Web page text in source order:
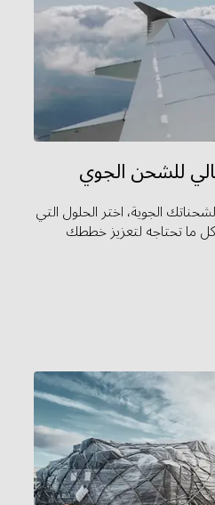
للشحن الجوي
الجوية، اختر الحلول التي
ما تحتاجه لتعزيز خططك